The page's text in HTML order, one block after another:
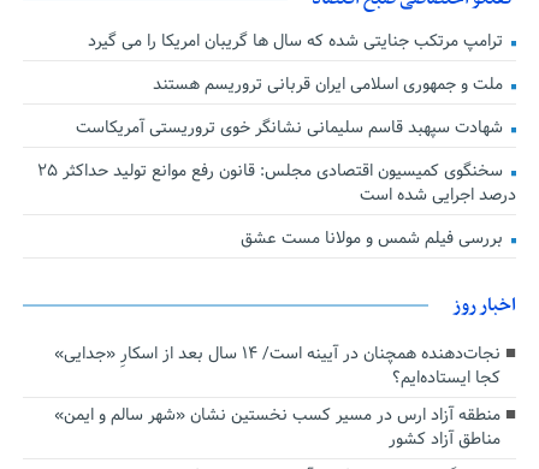
ترامپ مرتکب جنایتی شده که سال ها گریبان امریکا را می گیرد
ملت و جمهوری اسلامی ایران قربانی تروریسم هستند
شهادت سپهبد قاسم سلیمانی نشانگر خوی تروریستی آمریکاست
سخنگوی کمیسیون اقتصادی مجلس: قانون رفع موانع تولید حداکثر ۲۵
درصد اجرایی شده است
بررسی فیلم شمس و مولانا مست عشق
اخبار روز
نجات‌دهنده‌ همچنان در آیینه است/ ۱۴ سال بعد از اسکارِ «جدایی»
کجا ایستاده‌ایم؟
منطقه آزاد ارس در مسیر کسب نخستین نشان «شهر سالم و ایمن»
مناطق آزاد کشور